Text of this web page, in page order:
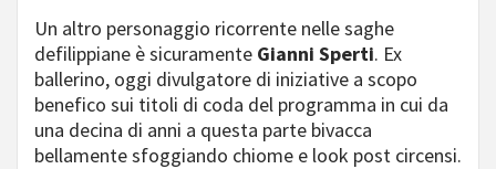
Un altro personaggio ricorrente nelle saghe
defilippiane è sicuramente Gianni Sperti. Ex
ballerino, oggi divulgatore di iniziative a scopo
benefico sui titoli di coda del programma in cui da
una decina di anni a questa parte bivacca
bellamente sfoggiando chiome e look post circensi.